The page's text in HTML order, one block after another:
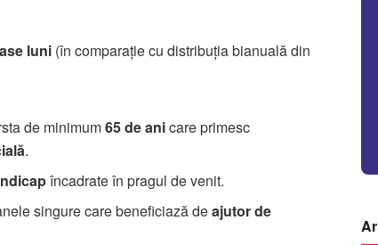
luni(în comparație cu distribuția bianuală din
de minimum65 de anicare primesc
.
încadrate în pragul de venit.
singure care beneficiază deajutor de